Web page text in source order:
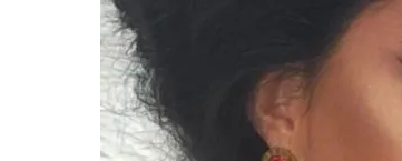
Hit enter to search or ESC to close